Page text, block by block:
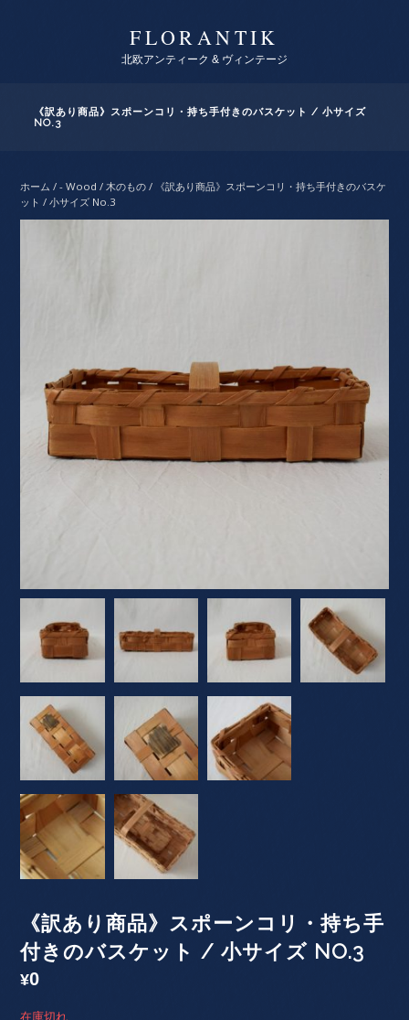
FLORANTIK
北欧アンティーク & ヴィンテージ
《訳あり商品》スポーンコリ・持ち手付きのバスケット / 小サイズ
NO.3
ホーム /- Wood / 木のもの / 《訳あり商品》スポーンコリ・持ち手付きのバスケ
ット / 小サイズ No.3
《訳あり商品》スポーンコリ・持ち手
付きのバスケット / 小サイズ NO.3
¥0
在庫切れ